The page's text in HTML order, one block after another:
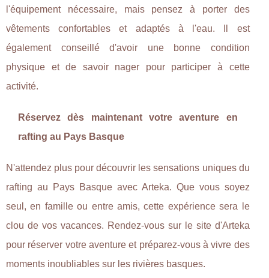
l'équipement nécessaire, mais pensez à porter des
vêtements confortables et adaptés à l'eau. Il est
également conseillé d'avoir une bonne condition
physique et de savoir nager pour participer à cette
activité.
Réservez dès maintenant votre aventure en
rafting au Pays Basque
N'attendez plus pour découvrir les sensations uniques du
rafting au Pays Basque avec Arteka. Que vous soyez
seul, en famille ou entre amis, cette expérience sera le
clou de vos vacances. Rendez-vous sur le site d'Arteka
pour réserver votre aventure et préparez-vous à vivre des
moments inoubliables sur les rivières basques.